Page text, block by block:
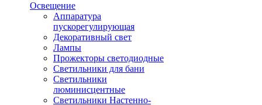
Освещение
Аппаратура
пускорегулирующая
Декоративный свет
Лампы
Прожекторы светодиодные
Светильники для бани
Светильники
люминисцентные
Светильники Настенно-